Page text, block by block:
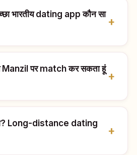
भारतीय dating app कौन सा
Manzil पर match कर सकता हूं
Long-distance dating